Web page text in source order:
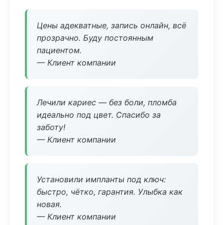
Цены адекватные, запись онлайн, всё
прозрачно. Буду постоянным
пациентом.
— Клиент компании
Лечили кариес — без боли, пломба
идеально под цвет. Спасибо за
заботу!
— Клиент компании
Установили импланты под ключ:
быстро, чётко, гарантия. Улыбка как
новая.
— Клиент компании